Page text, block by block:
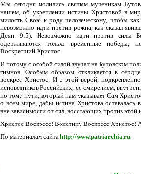
Мы сегодня молились святым мученикам
нашем, об укреплении истины Христовой в
милость Свою к роду человеческому, чтобы
невозможно идти против рожна, как сказал
Деян. 9:5). Невозможно идти против силы
одерживаются только временные победы,
Воскресший Христос.
И потому с особой силой звучат на Бутовском
гимнов. Особым образом откликается в
воскрес Христос. И с этой верой,
исповедников Российских, со смирением,
по тому пути, который нам указывает Сам
о всем мире, дабы истина Христова оставалась
вне зависимости от сил, восстающих против этой
Христос Воскресе! Воистину Воскресе Христос!
По материалам сайта http://www.patriarchia.ru